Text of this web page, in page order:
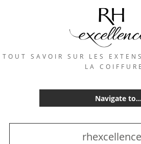
TOUT SAVOIR SUR LES
LA COIFFURE
Navigate to...
rhexcellence